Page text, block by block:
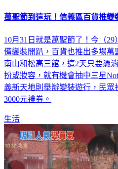
萬聖節到這玩！信義區百貨推
10月31日就是萬聖節了！今（
備變裝開趴，百貨也推出多場萬
南山和松高三館，這2天只要憑
扮或妝容，就有機會抽中三星
義新天地則舉辦變裝遊行，民眾
3000元禮券。
生活